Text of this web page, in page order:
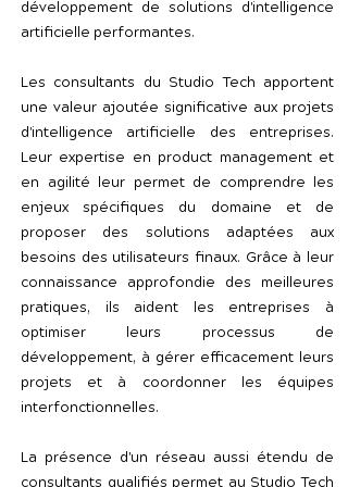
développement de solutions d'intelligence
artificielle performantes.
Les consultants du Studio Tech apportent
une valeur ajoutée significative aux projets
d'intelligence artificielle des entreprises.
Leur expertise en product management et
en agilité leur permet de comprendre les
enjeux spécifiques du domaine et de
proposer des solutions adaptées aux
besoins des utilisateurs finaux. Grâce à leur
connaissance approfondie des meilleures
pratiques, ils aident les entreprises à
optimiser leurs processus de
développement, à gérer efficacement leurs
projets et à coordonner les équipes
interfonctionnelles.
La présence d'un réseau aussi étendu de
consultants qualifiés permet au Studio Tech